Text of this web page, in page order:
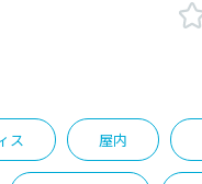
ス 屋内